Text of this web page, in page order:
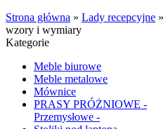
Strona główna » Lady recepcyjne »
wzory i wymiary
Kategorie
Meble biurowe
Meble metalowe
Mównice
PRASY PRÓŻNIOWE -
Przemysłowe -